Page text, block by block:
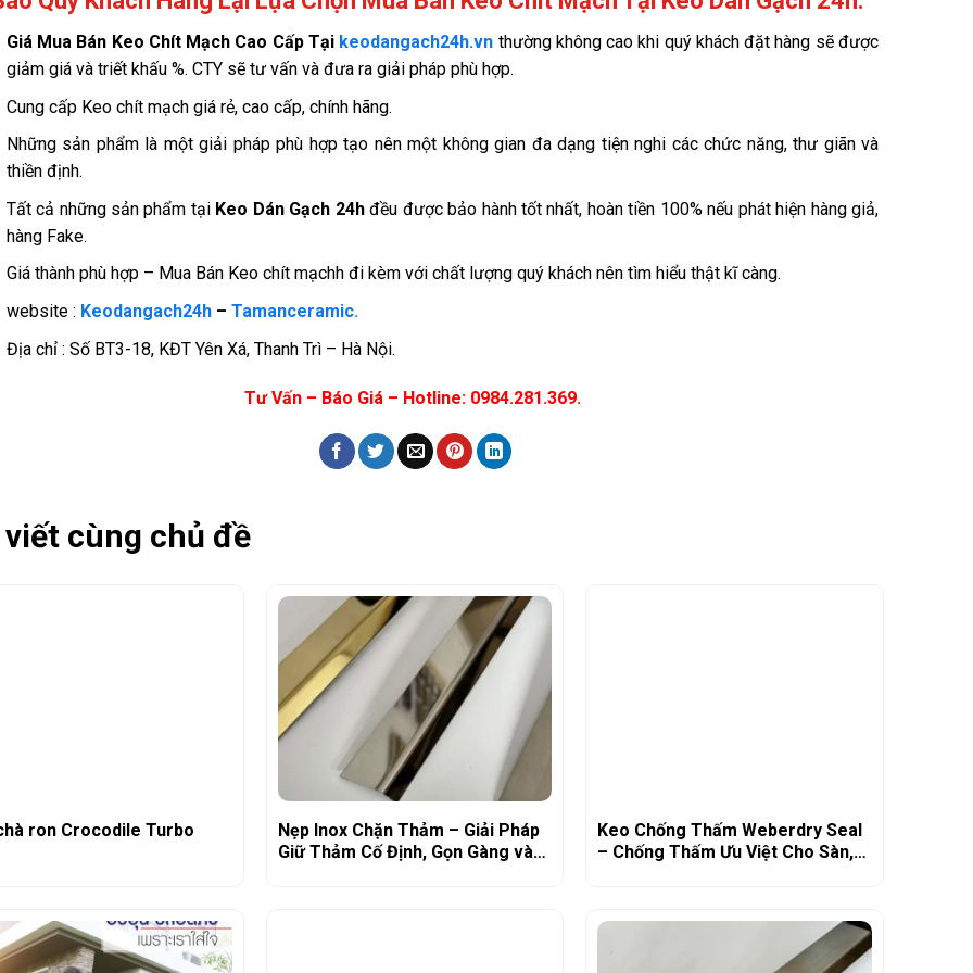
GiáMua Bán Keo Chít Mạch Cao Cấp Tại keodangach24h.vn thường không cao khi quý khách đặt hàng sẽ được
giảm giá và triết khấu %. CTY sẽ tư vấn và đưa ra giải pháp phù hợp.
Cung cấp Keo chít mạch giá rẻ, cao cấp, chính hãng.
Những sản phẩm là một giải pháp phù hợp tạo nên một không gian đa dạng tiện nghi các chức năng, thư giãn và
thiền định.
Tất cả những sản phẩm tại Keo Dán Gạch 24hđều được bảo hành tốt nhất, hoàn tiền 100% nếu phát hiện hàng giả,
hàng Fake.
Giá thành phù hợp – Mua Bán Keo chít mạchh đi kèm với chất lượng quý khách nên tìm hiểu thật kĩ càng.
website : Keodangach24h– Tamanceramic.
Địa chỉ : Số BT3-18, KĐT Yên Xá, Thanh Trì – Hà Nội.
Tư Vấn – Báo Giá – Hotline: 0984.281.369.
viết cùng chủ đề
ron Crocodile Turbo
Nẹp Inox Chặn Thảm – Giải Pháp
Giữ Thảm Cố Định, Gọn Gàng và
Keo Chống Thấm Weberdry Seal
– Chống Thấm Ưu Việt Cho Sàn,